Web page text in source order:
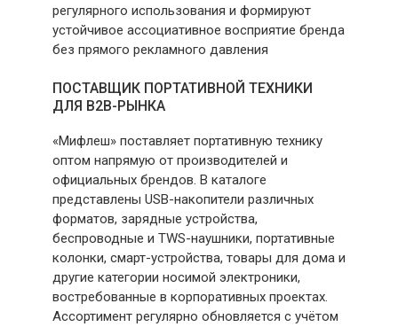
регулярного использования и формируют
устойчивое ассоциативное восприятие бренда
без прямого рекламного давления
ПОСТАВЩИК ПОРТАТИВНОЙ ТЕХНИКИ
ДЛЯ B2B-РЫНКА
«Мифлеш» поставляет портативную технику
оптом напрямую от производителей и
официальных брендов. В каталоге
представлены USB-накопители различных
форматов, зарядные устройства,
беспроводные и TWS-наушники, портативные
колонки, смарт-устройства, товары для дома и
другие категории носимой электроники,
востребованные в корпоративных проектах.
Ассортимент регулярно обновляется с учётом